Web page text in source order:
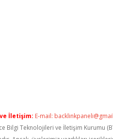
İletişim: E-mail:
Bilgi Teknolojileri ve İletişim